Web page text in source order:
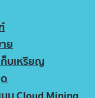
ย
ก็บเหรียญ